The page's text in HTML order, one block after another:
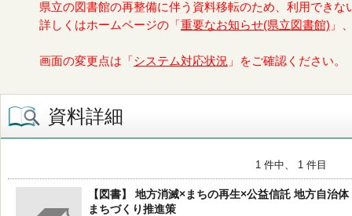
県立の図書館の再整備に伴う資料移転のため、利用できな
詳しくはホームページの「 重要なお知らせ(県立図書館) 」
画面の変更点は「 システム対応状況 」をご確認ください。
資料詳細
1 件中、 1 件目
【図書】 地方消滅×まちの再生×公益信託 地方自治
まちづくり推進策